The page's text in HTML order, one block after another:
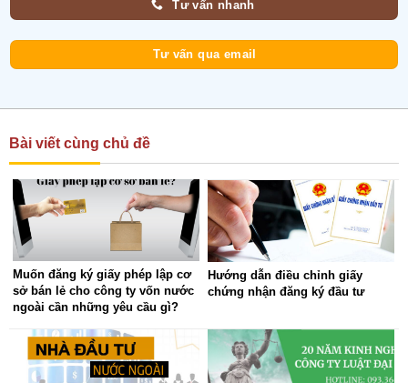
Tư vấn nhanh
Tư vấn qua email
Bài viết cùng chủ đề
Muốn đăng ký giấy phép lập cơ
sở bán lẻ cho công ty vốn nước
ngoài cần những yêu cầu gì?
Hướng dẫn điều chỉnh giấy
chứng nhận đăng ký đầu tư